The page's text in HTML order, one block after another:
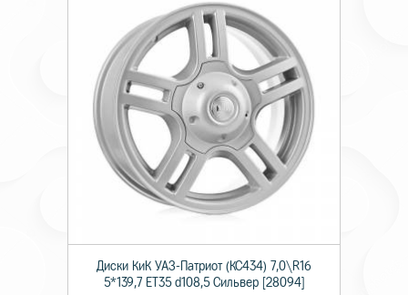
Диски КиК УАЗ-Патриот (КС434) 7,0\R16
5*139,7 ET35 d108,5 Сильвер [28094]